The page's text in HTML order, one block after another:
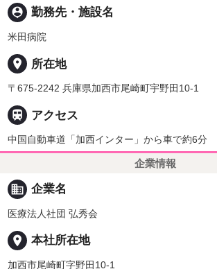
person_pin 勤務先・施設名
米田病院
place 所在地
〒675-2242 兵庫県加西市尾崎町宇野田10-1
 アクセス
中国自動車道「加西インター」から車で約6分
企業情報
business 企業名
医療法人社団 弘秀会
place 本社所在地
加西市尾崎町字野田10-1